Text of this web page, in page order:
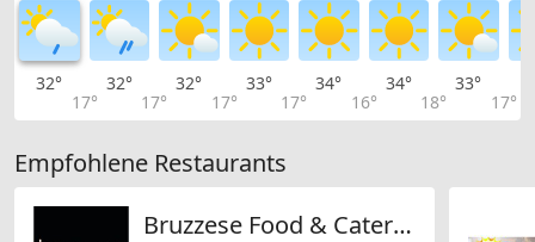
32°
17°
32°
17°
32°
17°
33°
17°
34°
16°
34°
18°
33°
17°
Empfohlene Restaurants
Bruzzese Food & Catering